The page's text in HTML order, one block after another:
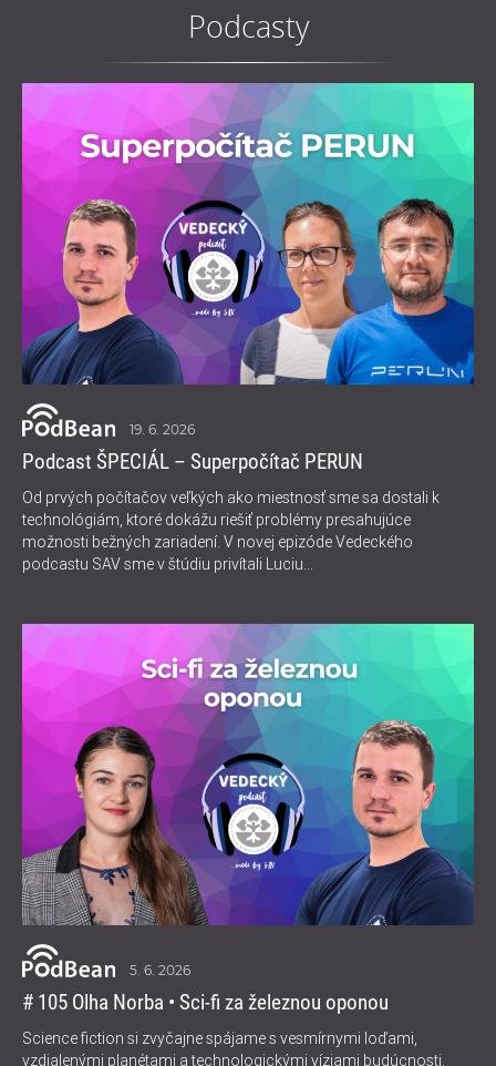
Podcasty
19. 6. 2026
Podcast ŠPECIÁL – Superpočítač PERUN
Od prvých počítačov veľkých ako miestnosť sme sa dostali k
technológiám, ktoré dokážu riešiť problémy presahujúce
možnosti bežných zariadení. V novej epizóde Vedeckého
podcastu SAV sme v štúdiu privítali Luciu...
5. 6. 2026
# 105 Olha Norba • Sci-fi za železnou oponou
Science fiction si zvyčajne spájame s vesmírnymi loďami,
vzdialenými planétami a technologickými víziami budúcnosti.